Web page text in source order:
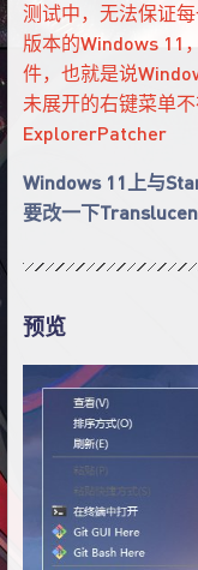
测试中，无法保证
版本的Windows 11
件，也就是说
未展开的右键菜单
ExplorerPatcher
Windows 11上与
要改一下
预览